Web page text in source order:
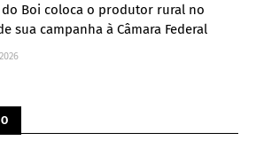
do Boi coloca o produtor rural no
sua campanha à Câmara Federal